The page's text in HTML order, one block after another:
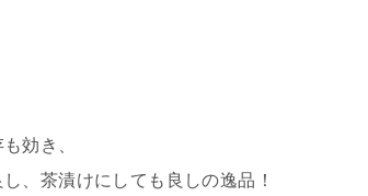
効き、
、茶漬けにしても良しの逸品！